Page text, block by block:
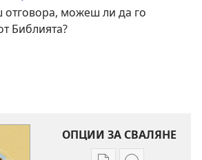
отговора, можеш ли да го
Библията?
ОПЦИИ ЗА СВАЛЯНЕ